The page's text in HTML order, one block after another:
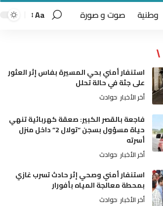
وطنية صوت و صورة Aa
استنفار أمني بحي المسيرة بفاس إثر العثور
على جثة في حالة تحلل
أخر الأخبار حوادث
فاجعة بالقصر الكبير: صعقة كهربائية تنهي
حياة مسؤول بسجن “تولال 2” داخل منزل
أسرته
أخر الأخبار حوادث
استنفار أمني وصحي إثر حادث تسرب غازي
بمحطة معالجة المياه بأفورار
أخر الأخبار حوادث